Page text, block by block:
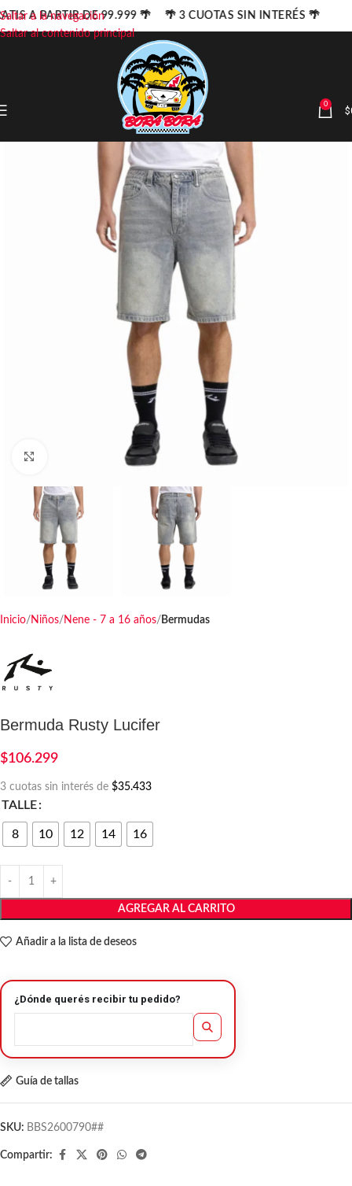
Saltar a la navegación
Saltar al contenido principal
0 $
Haga clic para ampliar
Inicio Niños Nene - 7 a 16 años Bermudas
Bermuda Rusty Lucifer
$106.299
3 cuotas sin interés de $35.433
TALLE
8 10 12 14 16
AGREGAR AL CARRITO
Añadir a la lista de deseos
¿Dónde querés recibir tu pedido?
Guía de tallas
SKU: BBS2600790##
Compartir:
A PARTIR DE 99.999 🌴 🌴 3 CUOTAS SIN INTERÉS 🌴